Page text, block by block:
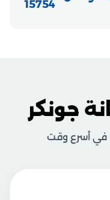
15754
جونكر
في أسرع وقت